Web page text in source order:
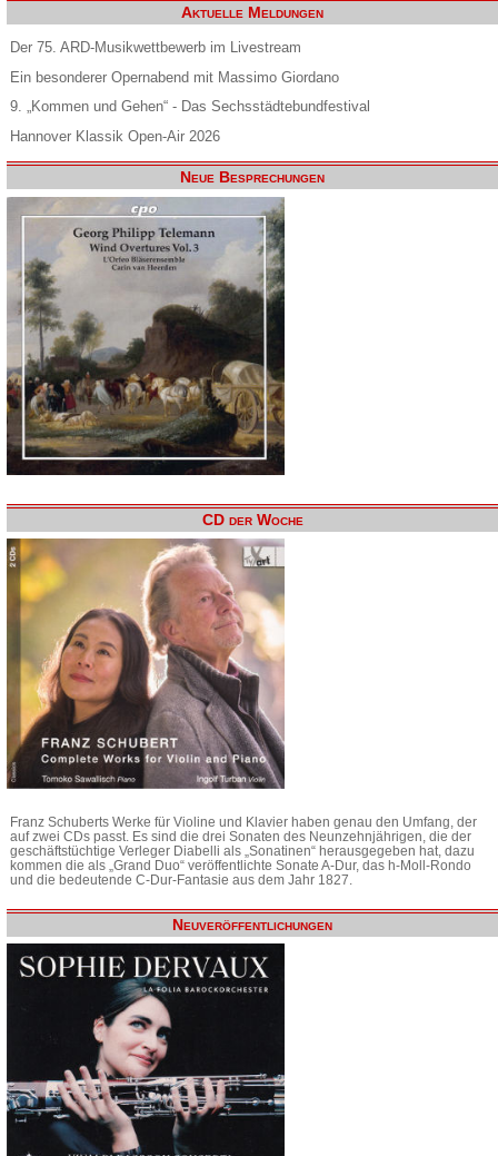
Aktuelle Meldungen
Der 75. ARD-Musikwettbewerb im Livestream
Ein besonderer Opernabend mit Massimo Giordano
9. „Kommen und Gehen“ - Das Sechsstädtebundfestival
Hannover Klassik Open-Air 2026
Neue Besprechungen
CD der Woche
Franz Schuberts Werke für Violine und Klavier haben genau den Umfang, der
auf zwei CDs passt. Es sind die drei Sonaten des Neunzehnjährigen, die der
geschäftstüchtige Verleger Diabelli als „Sonatinen“ herausgegeben hat, dazu
kommen die als „Grand Duo“ veröffentlichte Sonate A-Dur, das h-Moll-Rondo
und die bedeutende C-Dur-Fantasie aus dem Jahr 1827.
Neuveröffentlichungen